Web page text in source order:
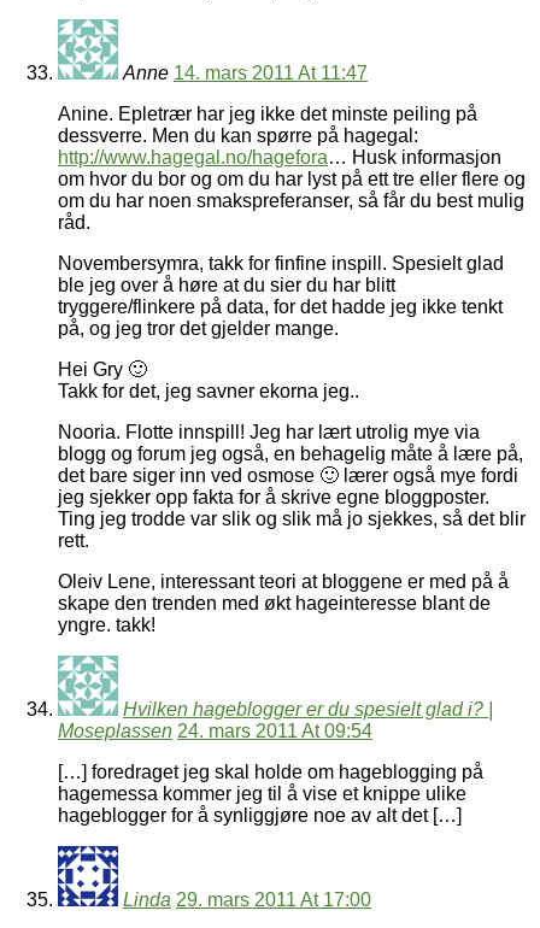
Anne 14. mars 2011 At 11:47
Anine. Epletrær har jeg ikke det minste peiling på
dessverre. Men du kan spørre på hagegal:
http://www.hagegal.no/hagefora… Husk informasjon
om hvor du bor og om du har lyst på ett tre eller flere og
om du har noen smakspreferanser, så får du best mulig
råd.
Novembersymra, takk for finfine inspill. Spesielt glad
ble jeg over å høre at du sier du har blitt
tryggere/flinkere på data, for det hadde jeg ikke tenkt
på, og jeg tror det gjelder mange.
Hei Gry 🙂
Takk for det, jeg savner ekorna jeg..
Nooria. Flotte innspill! Jeg har lært utrolig mye via
blogg og forum jeg også, en behagelig måte å lære på,
det bare siger inn ved osmose 🙂 lærer også mye fordi
jeg sjekker opp fakta for å skrive egne bloggposter.
Ting jeg trodde var slik og slik må jo sjekkes, så det blir
rett.
Oleiv Lene, interessant teori at bloggene er med på å
skape den trenden med økt hageinteresse blant de
yngre. takk!
Hvilken hageblogger er du spesielt glad i? |
Moseplassen 24. mars 2011 At 09:54
[…] foredraget jeg skal holde om hageblogging på
hagemessa kommer jeg til å vise et knippe ulike
hageblogger for å synliggjøre noe av alt det […]
Linda 29. mars 2011 At 17:00